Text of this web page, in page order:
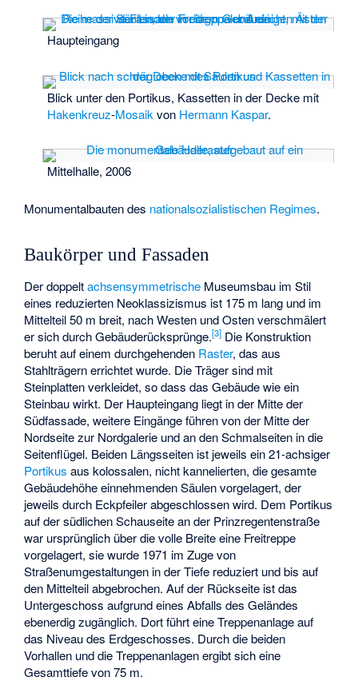
Haupteingang
Blick unter den Portikus, Kassetten in der Decke mit
Hakenkreuz-Mosaik von Hermann Kaspar.
Mittelhalle, 2006
Monumentalbauten des nationalsozialistischen Regimes.
Baukörper und Fassaden
Der doppeltachsensymmetrische Museumsbau im Stil
eines reduzierten Neoklassizismus ist 175 m lang und im
Mittelteil 50 m breit, nach Westen und Osten verschmälert
er sich durch Gebäuderücksprünge.[3] Die Konstruktion
beruht auf einem durchgehenden Raster, das aus
Stahlträgern errichtet wurde. Die Träger sind mit
Steinplatten verkleidet, so dass das Gebäude wie ein
Steinbau wirkt. Der Haupteingang liegt in der Mitte der
Südfassade, weitere Eingänge führen von der Mitte der
Nordseite zur Nordgalerie und an den Schmalseiten in die
Seitenflügel. Beiden Längsseiten ist jeweils ein 21-achsiger
Portikus aus kolossalen, nichtkannelierten, die gesamte
Gebäudehöhe einnehmenden Säulen vorgelagert, der
jeweils durch Eckpfeiler abgeschlossen wird. Dem Portikus
auf der südlichen Schauseite an der Prinzregentenstraße
war ursprünglich über die volle Breite eine Freitreppe
vorgelagert, sie wurde 1971 im Zuge von
Straßenumgestaltungen in der Tiefe reduziert und bis auf
den Mittelteil abgebrochen. Auf der Rückseite ist das
Untergeschoss aufgrund eines Abfalls des Geländes
ebenerdig zugänglich. Dort führt eine Treppenanlage auf
das Niveau des Erdgeschosses. Durch die beiden
Vorhallen und die Treppenanlagen ergibt sich eine
Gesamttiefe von 75 m.